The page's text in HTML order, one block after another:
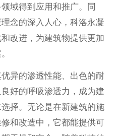
域得到应用和推广。同
念的深入人心，科洛永凝
改进，为建筑物提供更加
异的渗透性能、出色的耐
好的呼吸渗透力，成为建
择。无论是在新建筑的施
和改造中，它都能提供可